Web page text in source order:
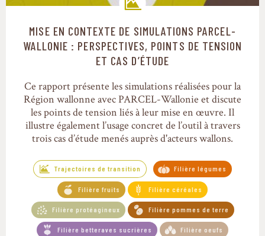
Trajectoires de transition
MISE EN CONTEXTE DE SIMULATIONS PARCEL-
WALLONIE : PERSPECTIVES, POINTS DE TENSION
ET CAS D’ÉTUDE
Ce rapport présente les simulations réalisées pour la
Région wallonne avec PARCEL-Wallonie et discute
les points de tension liés à leur mise en œuvre. Il
illustre également l’usage concret de l’outil à travers
trois cas d’étude menés auprès d'acteurs wallons.
Trajectoires de transition Filière légumes
Filière fruits Filière céréales
Filière protéagineux Filière pommes de terre
Filière betteraves sucrières Filière oeufs